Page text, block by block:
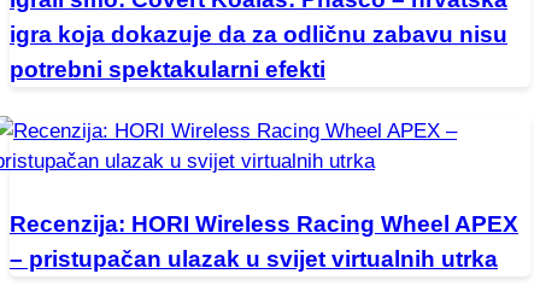
igra koja dokazuje da za odličnu zabavu nisu
potrebni spektakularni efekti
Recenzija: HORI Wireless Racing Wheel APEX
– pristupačan ulazak u svijet virtualnih utrka